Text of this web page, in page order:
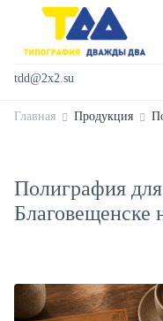
tdd@2x2.su
Главная Продукция
Полиграфия
Благовещенске